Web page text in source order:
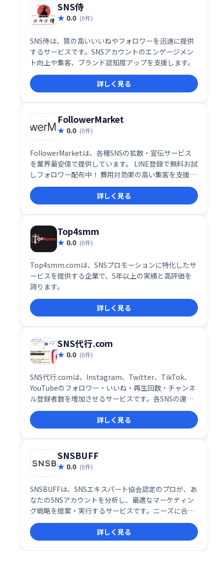
SNS侍
0.0 (0件)
SNS侍は、質の高いいいねやフォロワーを迅速に提供
するサービスです。SNSアカウントのエンゲージメン
ト向上や集客、ブランド認知度アップを支援します。
詳しく見る
FollowerMarket
0.0 (0件)
FollowerMarketは、各種SNSの拡散・宣伝サービス
を業界最安値で提供しています。 LINE登録で無料お試
しフォロワー配布中！ 費用対効果の高い集客を支援
し、SNSマーケティングを強力にサポートします。 ア
カウントの認知度向上やエンゲージメント率アップを
目指したい方におすすめです。
詳しく見る
Top4smm
0.0 (0件)
Top4smm.comは、SNSプロモーションに特化したサ
ービスを提供する企業で、5年以上の実績と高評価を
誇ります。
詳しく見る
SNS代行.com
0.0 (0件)
SNS代行.comは、Instagram、Twitter、TikTok、
YouTubeのフォロワー・いいね・再生回数・チャンネ
ル登録者数を増加させるサービスです。各SNSの運用
でお悩みの企業様・個人様に最適なソリューションを
提供します。集客効果の向上を目指し、お気軽にご相
談ください。
詳しく見る
SNSBUFF
0.0 (0件)
SNSBUFFは、SNSエキスパート協会認定のプロが、あ
なたのSNSアカウントを分析し、最適なマーケティン
グ戦略を提案・実行するサービスです。ニーズに合わ
せた手法で、迅速かつ丁寧にアカウントとコンテンツ
を改善し、フォロワー増加やエンゲージメント向上を
サポートします。 SNSを「BUFF（上昇）」させるお
手伝いをいたします。
詳しく見る